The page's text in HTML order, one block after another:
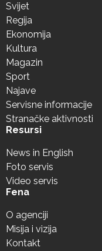
Svijet
Regija
Ekonomija
Kultura
Magazin
Sport
Najave
Servisne informacije
Stranačke aktivnosti
Resursi
News in English
Foto servis
Video servis
Fena
O agenciji
Misija i vizija
Kontakt